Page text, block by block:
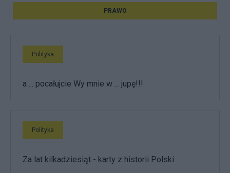
PRAWO
Polityka
a ... pocałujcie Wy mnie w ... jupę!!!
Polityka
Za lat kilkadziesiąt - karty z historii Polski